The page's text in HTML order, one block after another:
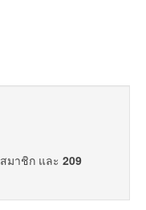
สมาชิก และ 209